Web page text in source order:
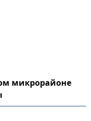
микрорайоне